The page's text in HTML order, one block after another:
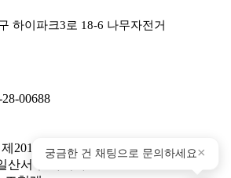
하이파크3로 18-6 나무자전거
28-00688
제2018-고양덕양구-0777호
산서구 하이파크3로 18-6
궁금한 건 채팅으로 문의하세요 ×